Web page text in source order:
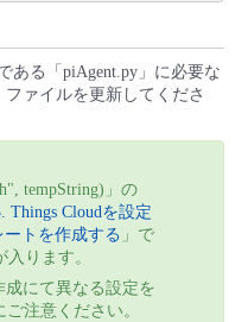
ある「piAgent.py」に必要な
ァイルを更新してくださ
tempString)」の
Things Cloudを設定
ートを作成する 」で
ります。
成にて異なる設定を
注意ください。